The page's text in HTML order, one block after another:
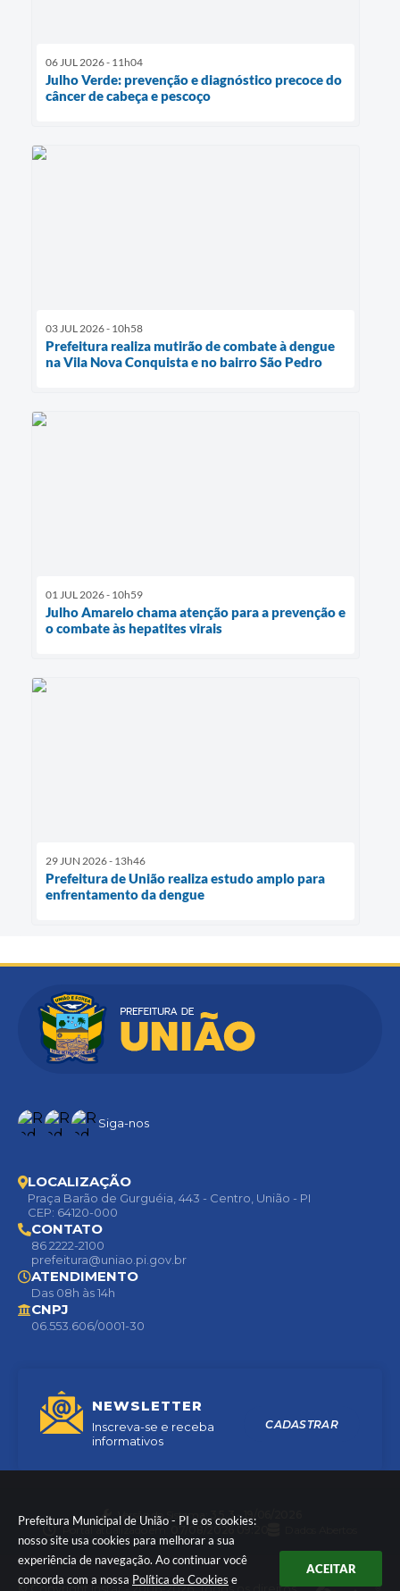
Prefeitura Municipal de União - PI e os cookies:
nosso site usa cookies para melhorar a sua
experiência de navegação. Ao continuar você
concorda com a nossa Política de Cookies e
ACEITAR
06 JUL 2026 - 11h04
Julho Verde: prevenção e diagnóstico precoce do
câncer de cabeça e pescoço
03 JUL 2026 - 10h58
Prefeitura realiza mutirão de combate à dengue
na Vila Nova Conquista e no bairro São Pedro
01 JUL 2026 - 10h59
Julho Amarelo chama atenção para a prevenção e
o combate às hepatites virais
29 JUN 2026 - 13h46
Prefeitura de União realiza estudo amplo para
enfrentamento da dengue
Siga-nos
NEWSLETTER
Inscreva-se e receba
informativos
CADASTRAR
LOCALIZAÇÃO
Praça Barão de Gurguéia, 443 - Centro, União - PI
CEP: 64120-000
CONTATO
86 2222-2100
prefeitura@uniao.pi.gov.br
ATENDIMENTO
Das 08h às 14h
CNPJ
06.553.606/0001-30
Versão do Sistema:
3.5.3 - 19/06/2026
Portal atualizado em: